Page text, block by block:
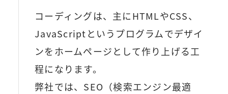
コーディングは、主にHTMLやCSS、
JavaScriptというプログラムでデザイ
ンをホームページとして作り上げる工
程になります。
弊社では、SEO（検索エンジン最適